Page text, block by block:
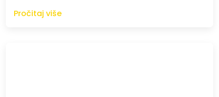
Pročitaj više